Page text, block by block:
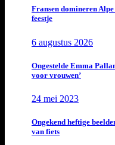
Fransen domineren
feestje
6 augustus 2026
Ongestelde Emma
voor vrouwen’
24 mei 2023
Ongekend heftige
van fiets